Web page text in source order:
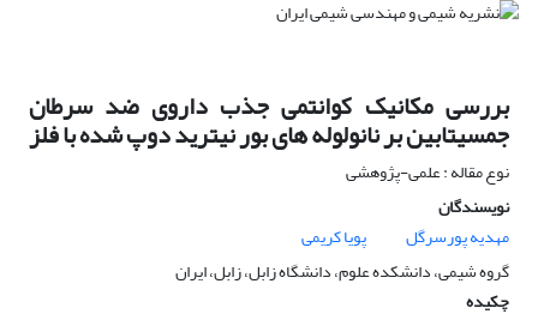
بررسی مکانیک کوانتمی جذب داروی ضد سرطان
جمسیتابین بر نانولوله های بور نیترید دوپ شده با فلز
نوع مقاله : علمی-پژوهشی
نویسندگان
مهدیه پورسرگل
پویا کریمی
گروه شیمی، دانشکده علوم، دانشگاه زابل، زابل، ایران
چکیده